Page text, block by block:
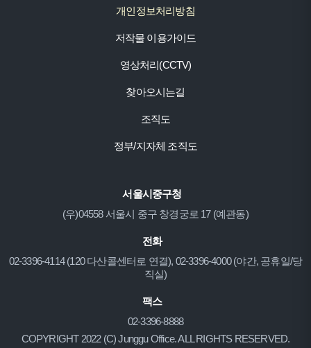
개인정보처리방침
저작물 이용가이드
영상처리(CCTV)
찾아오시는길
조직도
정부/지자체 조직도
서울시중구청
(우)04558 서울시 중구 창경궁로 17 (예관동)
전화
02-3396-4114 (120 다산콜센터로 연결), 02-3396-4000 (야간, 공휴일/당
직실)
팩스
02-3396-8888
COPYRIGHT 2022 (C) Junggu Office. ALL RIGHTS RESERVED.